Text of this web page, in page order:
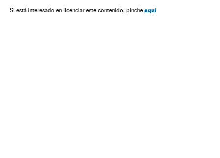
Si está interesado en licenciar este contenido, pinche aquí